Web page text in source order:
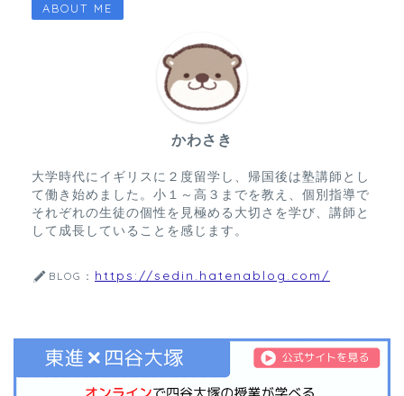
ABOUT ME
かわさき
大学時代にイギリスに２度留学し、帰国後は塾講師とし
て働き始めました。小１～高３までを教え、個別指導で
それぞれの生徒の個性を見極める大切さを学び、講師と
して成長していることを感じます。
BLOG： https://sedin.hatenablog.com/